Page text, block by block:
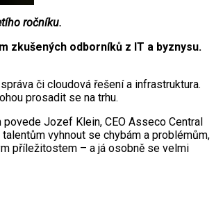
ročníku.
zkušených odborníků z IT a byznysu.
či cloudová řešení a infrastruktura.
prosadit se na trhu.
Jozef Klein, CEO Asseco Central
vyhnout se chybám a problémům,
příležitostem – a já osobně se velmi